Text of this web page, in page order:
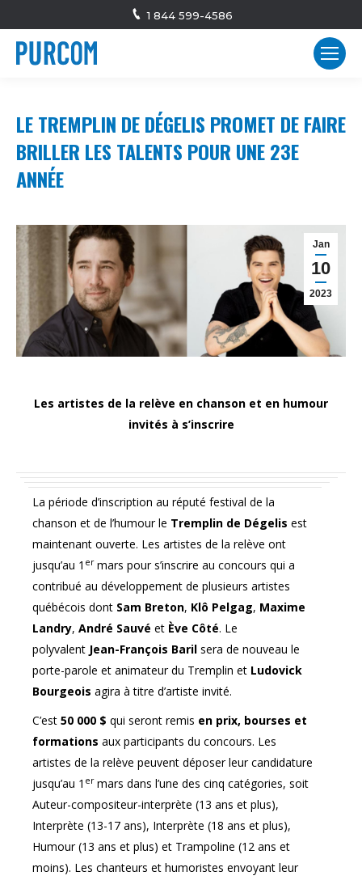
1 844 599-4586
LE TREMPLIN DE DÉGELIS PROMET DE FAIRE
BRILLER LES TALENTS POUR UNE 23E
ANNÉE
Jan
10
2023
Les artistes de la relève en chanson et en humour
invités à s’inscrire
La période d’inscription au réputé festival de la
chanson et de l’humour le Tremplin de Dégelis est
maintenant ouverte. Les artistes de la relève ont
jusqu’au 1 ermars pour s’inscrire au concours qui a
contribué au développement de plusieurs artistes
québécois dont Sam Breton, Klô Pelgag, Maxime
Landry, André Sauvé et Ève Côté. Le
polyvalent Jean-François Baril sera de nouveau le
porte-parole et animateur du Tremplin et Ludovick
Bourgeois agira à titre d’artiste invité.
C’est 50 000 $ qui seront remis en prix, bourses et
formations aux participants du concours. Les
artistes de la relève peuvent déposer leur candidature
jusqu’au 1 ermars dans l’une des cinq catégories, soit
Auteur-compositeur-interprète (13 ans et plus),
Interprète (13-17 ans), Interprète (18 ans et plus),
Humour (13 ans et plus) et Trampoline (12 ans et
moins). Les chanteurs et humoristes envoyant leur